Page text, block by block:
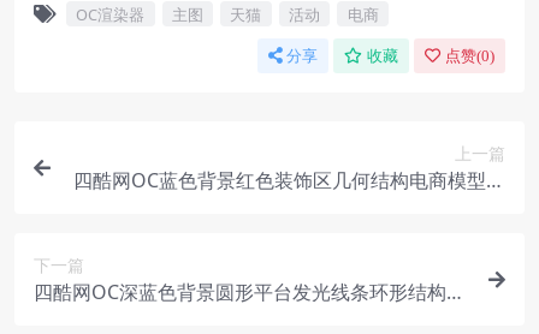
OC渲染器 主图 天猫 活动 电商
分享 收藏 点赞(0)
上一篇
四酷网OC蓝色背景红色装饰区几何结构电商模型工
下一篇
四酷网OC深蓝色背景圆形平台发光线条环形结构电